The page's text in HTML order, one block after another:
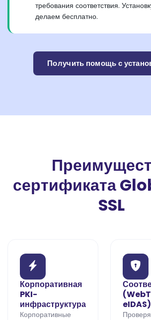
требования соответствия.
делаем бесплатно.
Получить помощь с
сертификата
SSL
Корпоративная
PKI-
инфраструктура
Корпоративные
eIDAS)